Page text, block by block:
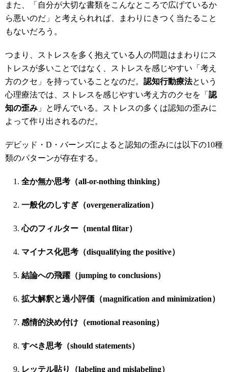
また、「自分が大切な書類をこんなところで広げているか
ら悪いのだ」と考えられれば、まわりにきつく当たること
もないだろう。
つまり、ストレスを多く抱えている人の問題はまわりにス
トレスが多いことではなく、ストレスを感じやすい「考え
方のクセ」を持っていることなのだ。 認知行動療法という
心理療法では、ストレスを感じやすい考え方のクセを「 認
知の歪み 」と呼んでいる。ストレスの多くは認知の歪みに
よって作り出されるのだ。
デビッド・D・バーンズによると認知の歪みには以下の10種
類のパターンが存在する。
全か無か思考（all-or-nothing thinking）
一般化のしすぎ（overgeneralization）
心のフィルター（mental flitar）
マイナス化思考（disqualifying the positive）
結論への飛躍（jumping to conclusions）
拡大解釈と過小評価（magnification and minimization）
感情的決め付け（emotional reasoning）
すべき思考（should statements）
レッテル貼り（labeling and mislabeling）